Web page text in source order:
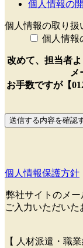
個人情報の
個人情報の取り扱
個人情報
改めて、担当者
メ
お手数ですが【
送信する内容を確認
個人情報保護方針
弊社サイトのメー
ご入力いただい
【 人材派遣・職